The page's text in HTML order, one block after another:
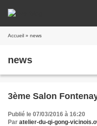
Accueil » news
news
3ème Salon
Publié le 07/03/2016 à 16:20
Par atelier-du-qi-gong-